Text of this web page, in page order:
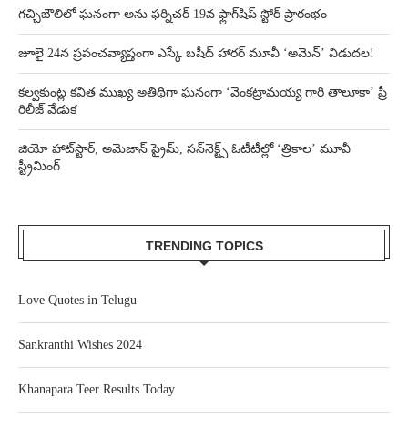
గచ్చిబౌలిలో ఘనంగా అను ఫర్నిచర్ 19వ ఫ్లాగ్‌షిప్ స్టోర్ ప్రారంభం
జూలై 24న ప్రపంచవ్యాప్తంగా ఎస్కే బషీద్‌ హారర్ మూవీ ‘అమెన్’ విడుదల!
కల్వకుంట్ల కవిత ముఖ్య అతిథిగా ఘనంగా ‘వెంకట్రామయ్య గారి తాలూకా’ ప్రీ
రిలీజ్ వేడుక
జియో హాట్‌స్టార్, అమెజాన్ ప్రైమ్, సన్‌నెక్ట్స్ ఓటీటీల్లో ‘త్రికాల’ మూవీ
స్ట్రీమింగ్
TRENDING TOPICS
Love Quotes in Telugu
Sankranthi Wishes 2024
Khanapara Teer Results Today